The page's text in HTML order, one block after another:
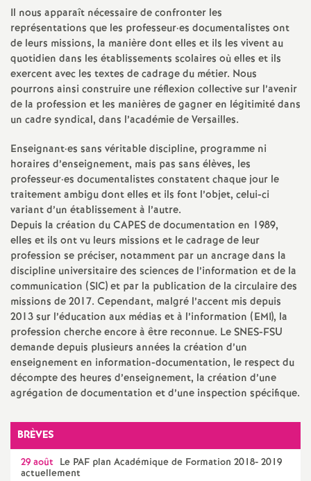
e
S
e
c
o
n
d
d
e
g
r
é
O
Il nous apparaît nécessaire de confronter les
représentations que les professeur·es documentalistes ont
de leurs missions, la manière dont elles et ils les vivent au
quotidien dans les établissements scolaires où elles et ils
exercent avec les textes de cadrage du métier. Nous
pourrons ainsi construire une réflexion collective sur l’avenir
de la profession et les manières de gagner en légitimité dans
un cadre syndical, dans l’académie de Versailles.
Enseignant·es sans véritable discipline, programme ni
horaires d’enseignement, mais pas sans élèves, les
professeur·es documentalistes constatent chaque jour le
traitement ambigu dont elles et ils font l’objet, celui-ci
variant d’un établissement à l’autre.
Depuis la création duCAPESde documentation en 1989,
elles et ils ont vu leurs missions et le cadrage de leur
profession se préciser, notamment par un ancrage dans la
discipline universitaire des sciences de l’information et de la
communication (SIC) et par la publication de la circulaire des
missions de 2017. Cependant, malgré l’accent mis depuis
2013 sur l’éducation aux médias et à l’information (EMI), la
profession cherche encore à être reconnue. LeSNES-FSU
demande depuis plusieurs années la création d’un
enseignement en information-documentation, le respect du
décompte des heures d’enseignement, la création d’une
agrégation de documentation et d’une inspection spécifique.
BRÈVES
29 août Le PAF plan Académique de Formation 2018- 2019
actuellement